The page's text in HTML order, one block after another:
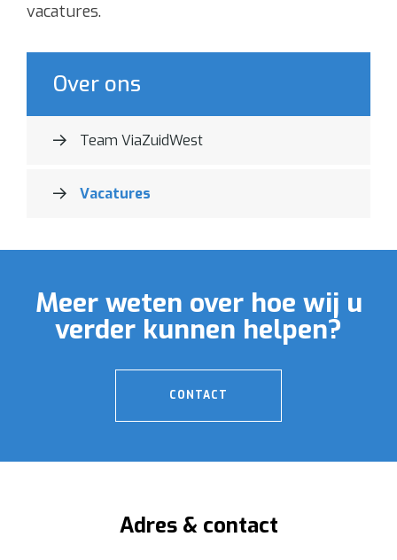
vacatures.
Over ons
Team ViaZuidWest
Vacatures
Meer weten over hoe wij u
verder kunnen helpen?
CONTACT
Adres & contact